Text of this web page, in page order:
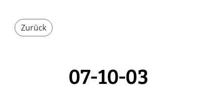
Zurück
07-10-03